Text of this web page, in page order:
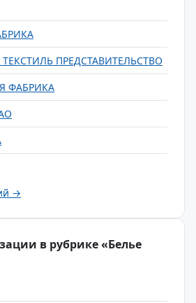
ПРЕДСТАВИТЕЛЬСТВО
ФАБРИКА
→
в рубрике «Белье